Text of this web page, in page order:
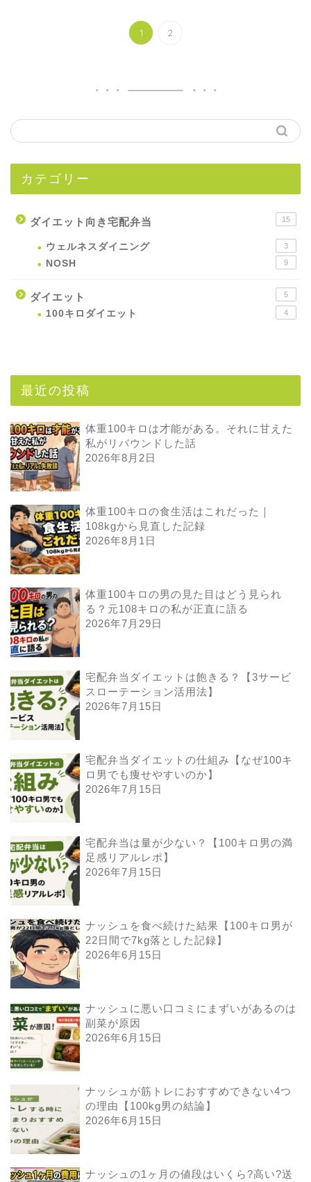
1 2
カテゴリー
ダイエット向き宅配弁当 15
ウェルネスダイニング 3
NOSH 9
ダイエット 5
100キロダイエット 4
最近の投稿
体重100キロは才能がある。それに甘えた
私がリバウンドした話
2026年8月2日
体重100キロの食生活はこれだった｜
108kgから見直した記録
2026年8月1日
体重100キロの男の見た目はどう見られ
る？元108キロの私が正直に語る
2026年7月29日
宅配弁当ダイエットは飽きる？【3サービ
スローテーション活用法】
2026年7月15日
宅配弁当ダイエットの仕組み【なぜ100キ
ロ男でも痩せやすいのか】
2026年7月15日
宅配弁当は量が少ない？【100キロ男の満
足感リアルレポ】
2026年7月15日
ナッシュを食べ続けた結果【100キロ男が
22日間で7kg落とした記録】
2026年6月15日
ナッシュに悪い口コミにまずいがあるのは
副菜が原因
2026年6月15日
ナッシュが筋トレにおすすめできない4つ
の理由【100kg男の結論】
2026年6月15日
ナッシュの1ヶ月の値段はいくら?高い?送